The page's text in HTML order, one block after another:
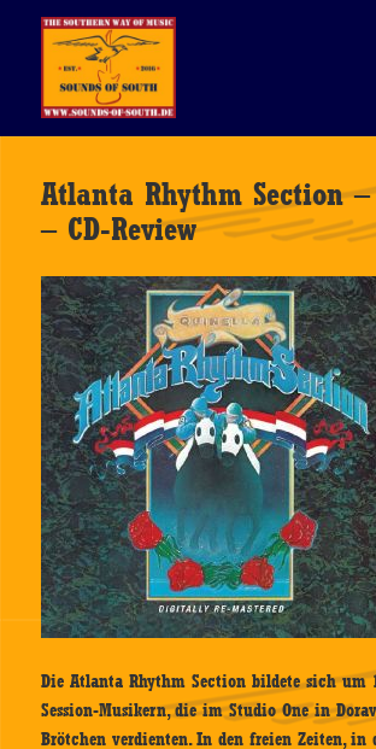
Atlanta Rhythm Section
– CD-Review
Die Atlanta Rhythm Section bildete sich um
Session-Musikern, die im Studio One in
Brötchen verdienten. In den freien Zeiten, in